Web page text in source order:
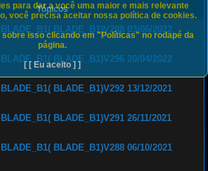
Tópicos
BLADE_B1)V298 03/06/2022
BLADE_B1)V296 20/04/2022
BLADE_B1)V292 13/12/2021
BLADE_B1)V291 26/11/2021
BLADE_B1)V288 06/10/2021
para dar a você uma maior e mais relevante
você precisa aceitar nossa política de cookies.
sobre isso clicando em "Políticas" no rodapé da
página.
[ [ Eu aceito ] ]